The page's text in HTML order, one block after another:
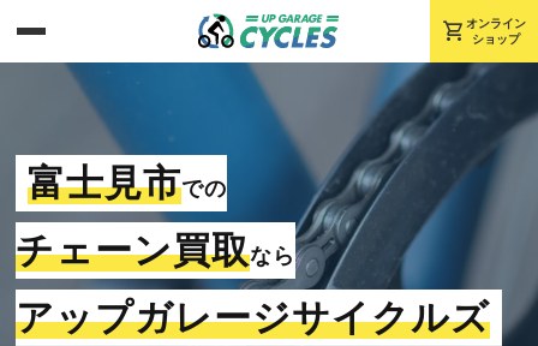
shopping_cart オンライン
ショップ
富士見市での
チェーン買取なら
アップガレージサイクルズ